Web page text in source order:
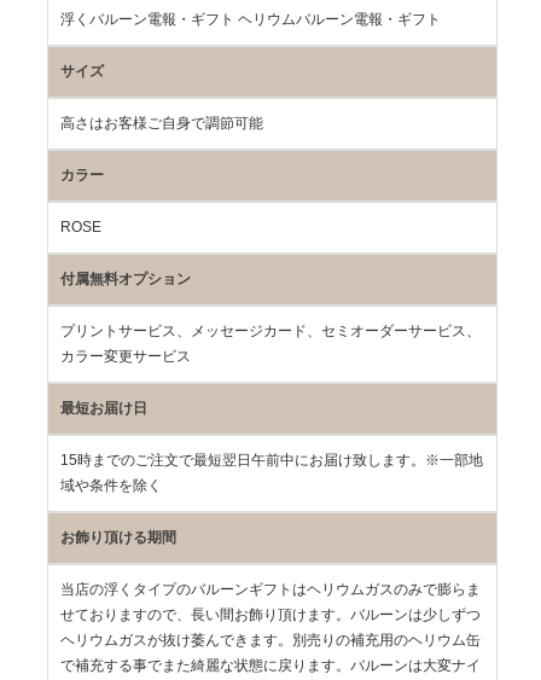
浮くバルーン電報・ギフト ヘリウムバルーン電報・ギフト
サイズ
高さはお客様ご自身で調節可能
カラー
ROSE
付属無料オプション
プリントサービス、メッセージカード、セミオーダーサービス、
カラー変更サービス
最短お届け日
15時までのご注文で最短翌日午前中にお届け致します。※一部地
域や条件を除く
お飾り頂ける期間
当店の浮くタイプのバルーンギフトはヘリウムガスのみで膨らま
せておりますので、長い間お飾り頂けます。バルーンは少しずつ
ヘリウムガスが抜け萎んできます。別売りの補充用のヘリウム缶
で補充する事でまた綺麗な状態に戻ります。バルーンは大変ナイ